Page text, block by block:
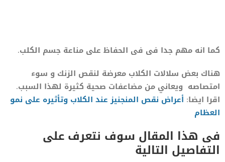
كما انه مهم جدا فى فى الحفاظ على مناعة جسم الكلب.
هناك بعض سلالات الكلاب معرضة لنقص الزنك و سوء
امتصاصه ويعاني من مضاعفات صحية كثيرة لهذا السبب.
اقرا ايضا: أعراض نقص المنجنيز عند الكلاب وتأثيره على نمو
العظام
فى هذا المقال سوف نتعرف على
التفاصيل التالية